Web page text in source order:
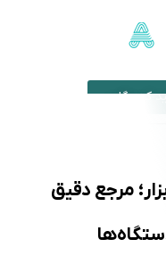
کنندگان
مرجع دقیق